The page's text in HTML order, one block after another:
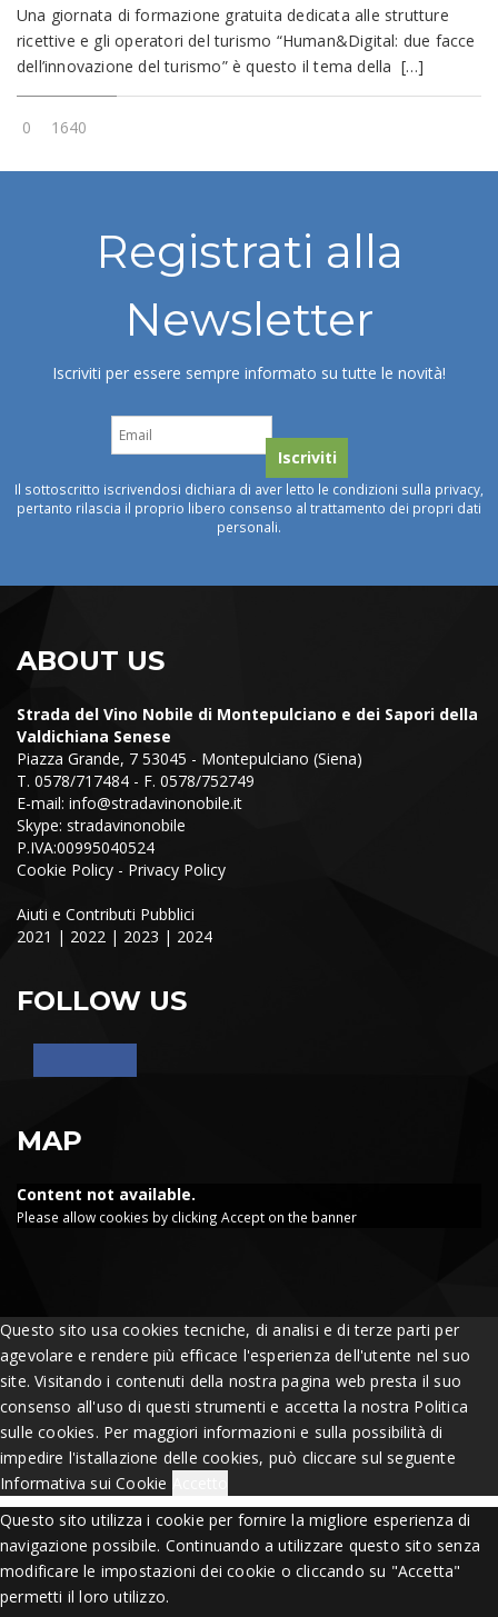
Una giornata di formazione gratuita dedicata alle strutture
ricettive e gli operatori del turismo “Human&Digital: due facce
dell’innovazione del turismo” è questo il tema della […]
0 1640
Registrati alla
Newsletter
Iscriviti per essere sempre informato su tutte le novità!
Il sottoscritto iscrivendosi dichiara di aver letto le condizioni sulla privacy,
pertanto rilascia il proprio libero consenso al trattamento dei propri dati
personali.
ABOUT US
Strada del Vino Nobile di Montepulciano e dei Sapori della
Valdichiana Senese
Piazza Grande, 7 53045 - Montepulciano (Siena)
T. 0578/717484 - F. 0578/752749
E-mail: info@stradavinonobile.it
Skype: stradavinonobile
P.IVA:00995040524
Cookie Policy - Privacy Policy
Aiuti e Contributi Pubblici
2021 | 2022 | 2023 | 2024
FOLLOW US
MAP
Content not available.
Please allow cookies by clicking Accept on the banner
Questo sito usa cookies tecniche, di analisi e di terze parti per
agevolare e rendere più efficace l'esperienza dell'utente nel suo
site. Visitando i contenuti della nostra pagina web presta il suo
consenso all'uso di questi strumenti e accetta la nostra Politica
sulle cookies. Per maggiori informazioni e sulla possibilità di
impedire l'istallazione delle cookies, può cliccare sul seguente
Informativa sui Cookie
Questo sito utilizza i cookie per fornire la migliore esperienza di
navigazione possibile. Continuando a utilizzare questo sito senza
modificare le impostazioni dei cookie o cliccando su "Accetta"
permetti il loro utilizzo.